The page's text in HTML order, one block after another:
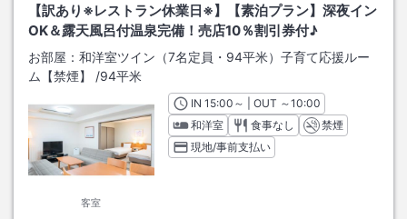
【訳あり※レストラン休業日※】【素泊プラン】深夜イン
OK＆露天風呂付温泉完備！売店10％割引券付♪
お部屋： 和洋室ツイン（7名定員・94平米）子育て応援ルー
ム【禁煙】
/94平米
客室
INチェックイン
15:00 ～ | OUT チェックアウト
～10:00
和洋室
食事なし
禁煙
現地/事前支払い